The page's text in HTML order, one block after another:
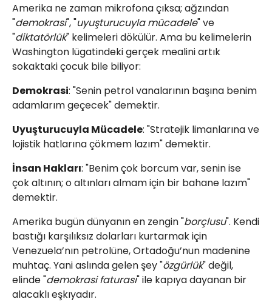
Amerika ne zaman mikrofona çıksa; ağzından
"demokrasi", "uyuşturucuyla mücadele" ve
"diktatörlük" kelimeleri dökülür. Ama bu kelimelerin
Washington lügatindeki gerçek mealini artık
sokaktaki çocuk bile biliyor:
Demokrasi: "Senin petrol vanalarının başına benim
adamlarım geçecek" demektir.
Uyuşturucuyla Mücadele: "Stratejik limanlarına ve
lojistik hatlarına çökmem lazım" demektir.
İnsan Hakları: "Benim çok borcum var, senin ise
çok altının; o altınları almam için bir bahane lazım"
demektir.
Amerika bugün dünyanın en zengin "borçlusu". Kendi
bastığı karşılıksız dolarları kurtarmak için
Venezuela’nın petrolüne, Ortadoğu’nun madenine
muhtaç. Yani aslında gelen şey "özgürlük" değil,
elinde "demokrasi faturası" ile kapıya dayanan bir
alacaklı eşkıyadır.